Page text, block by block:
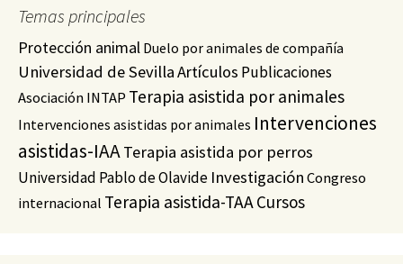
Temas principales
Protección animal Duelo por animales de compañía
Universidad de SevillaArtículos Publicaciones
Asociación INTAP Terapia asistida por animales
Intervenciones asistidas por animales Intervenciones
asistidas-IAATerapia asistida por perros
Universidad Pablo de Olavide InvestigaciónCongreso
internacional Terapia asistida-TAA Cursos